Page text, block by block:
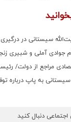
سیستانی در درگیری میان ۲
جوادی آملی و شبیری
مراجع از دولت/
سیستانی به پاپ درباره
دنبال کنید